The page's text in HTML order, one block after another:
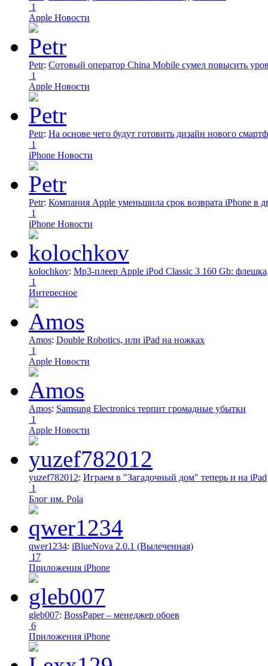
1
Apple Новости
Petr: Сотовый оператор China Mobile сумел повысить
1
Apple Новости
Petr: На основе чего будут готовить дизайн нового
1
iPhone Новости
Petr: Компания Apple уменьшила срок возврата iPhone в
1
iPhone Новости
kolochkov: Mp3-плеер Apple iPod Classic 3 160 Gb:
1
Интересное
Amos: Double Robotics, или iPad на ножках
1
Apple Новости
Amos: Samsung Electronics терпит громадные убытки
1
Apple Новости
yuzef782012: Играем в "Загадочный дом" теперь и на iPad
1
Блог им. Pola
qwer1234: iBlueNova 2.0.1 (Вылеченная)
17
Приложения iPhone
gleb007: BossPaper – менеджер обоев
6
Приложения iPhone